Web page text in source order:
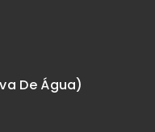
De Água)